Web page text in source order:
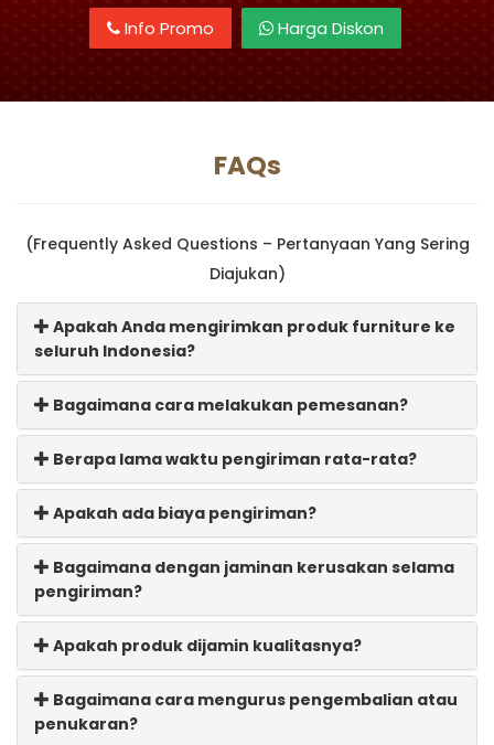
Info Promo Harga Diskon
FAQs
(Frequently Asked Questions – Pertanyaan Yang Sering
Diajukan)
Apakah Anda mengirimkan produk furniture ke
seluruh Indonesia?
Bagaimana cara melakukan pemesanan?
Berapa lama waktu pengiriman rata-rata?
Apakah ada biaya pengiriman?
Bagaimana dengan jaminan kerusakan selama
pengiriman?
Apakah produk dijamin kualitasnya?
Bagaimana cara mengurus pengembalian atau
penukaran?